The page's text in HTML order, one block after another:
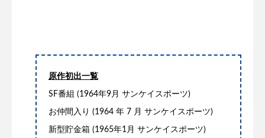
原作初出一覧
SF番組 (1964年9月 サンケイスポーツ)
お仲間入り (1964 年 7 月 サンケイスポーツ)
新型貯金箱 (1965年1月 サンケイスポーツ)